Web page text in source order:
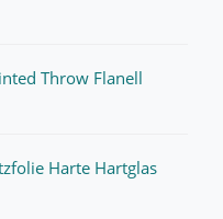
Throw Flanell
Harte Hartglas